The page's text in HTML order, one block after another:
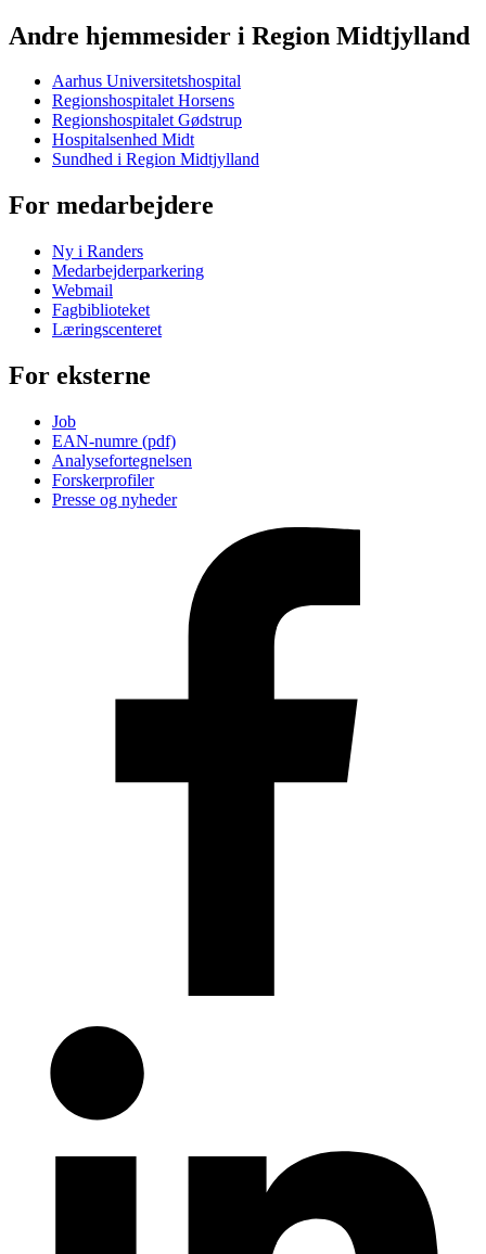
Andre hjemmesider i Region Midtjylland
Aarhus Universitetshospital
Regionshospitalet Horsens
Regionshospitalet Gødstrup
Hospitalsenhed Midt
Sundhed i Region Midtjylland
For medarbejdere
Ny i Randers
Medarbejderparkering
Webmail
Fagbiblioteket
Læringscenteret
For eksterne
Job
EAN-numre (pdf)
Analysefortegnelsen
Forskerprofiler
Presse og nyheder